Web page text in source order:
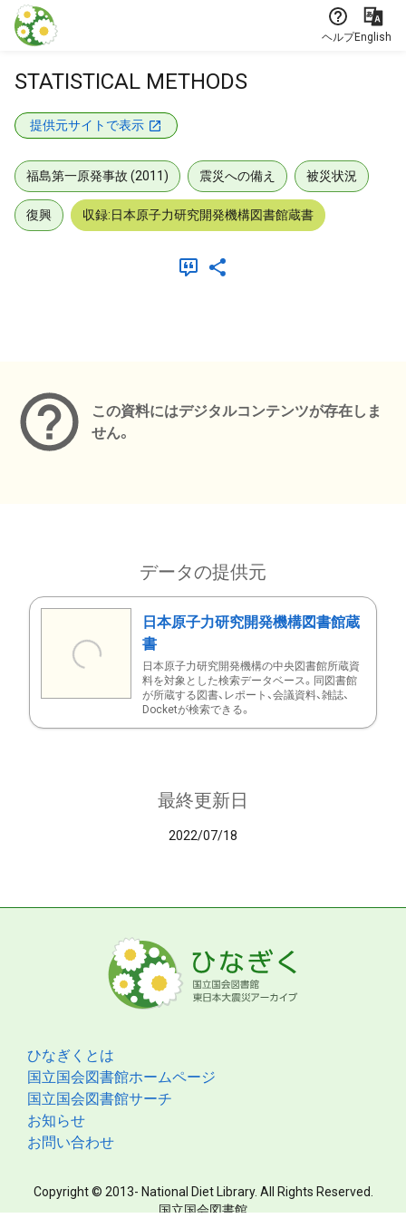
本文に飛ぶ
ヘルプEnglish
STATISTICAL METHODS
提供元サイトで表示
福島第一原発事故 (2011) 震災への備え 被災状況
復興 収録:日本原子力研究開発機構図書館蔵書
この資料にはデジタルコンテンツが存在しま
せん。
データの提供元
日本原子力研究開発機構図書館蔵
書
日本原子力研究開発機構の中央図書館所蔵資
料を対象とした検索データベース。同図書館
が所蔵する図書、レポート、会議資料、雑誌、
Docketが検索できる。
最終更新日
2022/07/18
ひなぎくとは
国立国会図書館ホームページ
国立国会図書館サーチ
お知らせ
お問い合わせ
Copyright © 2013- National Diet Library. All Rights Reserved.